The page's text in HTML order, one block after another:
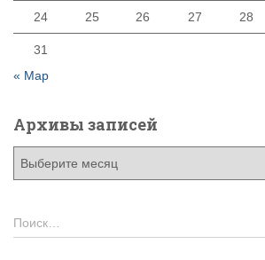
24 25 26 27 28
31
« Мар
Архивы записей
Н
а
Поиск…